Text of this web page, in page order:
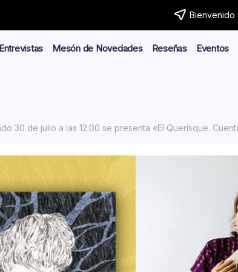
Bienvenido
Entrevistas Mesón de Novedades Reseñas Eventos
30 de julio a las 12:00 se presenta «El Querisque.